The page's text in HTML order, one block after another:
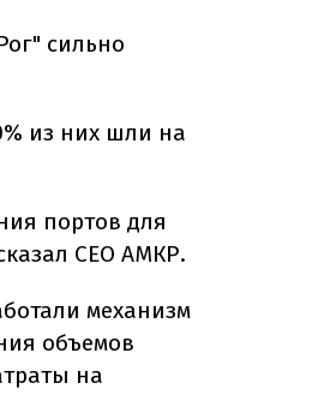
сильно
из них шли на
портов для
CEO АМКР.
механизм
объемов
на